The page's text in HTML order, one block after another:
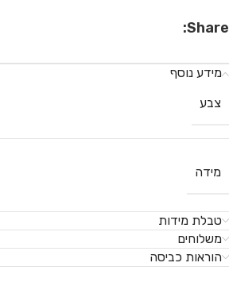
Share:
מידע נוסף
צבע
מידה
טבלת מידות
משלוחים
הוראות כביסה